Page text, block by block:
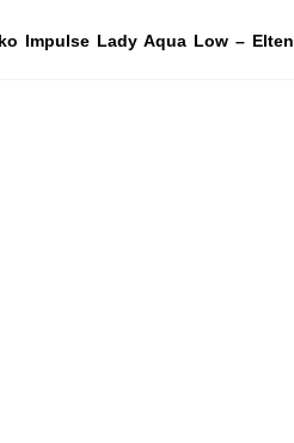
Impulse Lady Aqua Low – Elten